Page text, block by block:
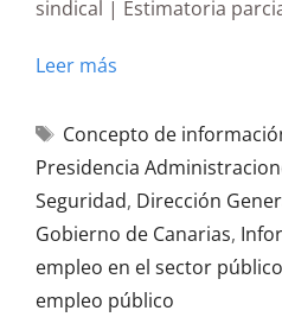
sindical | Estimatoria
Leer más
Concepto de
Presidencia
Seguridad, Dirección
Gobierno de Canarias,
empleo en el sector público
empleo público